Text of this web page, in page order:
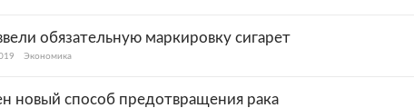
обязательную маркировку сигарет
Экономика
новый способ предотвращения рака